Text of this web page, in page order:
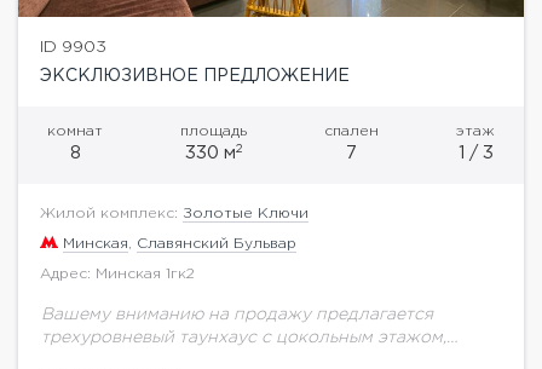
ID 9903
ЭКСКЛЮЗИВНОЕ ПРЕДЛОЖЕНИЕ
комнат
8
площадь
330 м2
спален
7
этаж
1 / 3
Жилой комплекс: Золотые Ключи
Минская Славянский Бульвар
Адрес: Минская 1гк2
Вашему вниманию на продажу предлагается
трехуровневый таунхаус с цокольным этажом,